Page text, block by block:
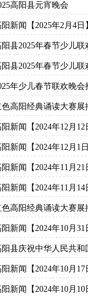
高阳县元宵晚会
新闻【2025年2月4日
阳县2025年春节少儿联
阳县2025年春节少儿联
年少儿春节联欢晚会
色高阳经典诵读大赛展
新闻【2024年12月12
新闻【2024年12月1日
新闻【2024年11月21
新闻【2024年11月14
色高阳经典诵读大赛展
新闻【2024年10月31
阳县庆祝中华人民共和
新闻【2024年10月17
新闻【2024年10月10